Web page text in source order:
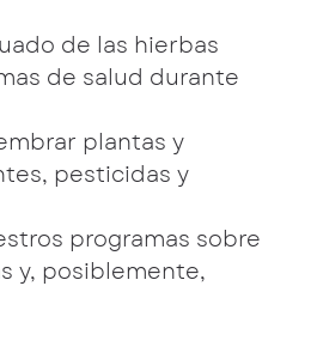
de las hierbas
de salud durante
plantas y
pesticidas y
programas sobre
y, posiblemente,